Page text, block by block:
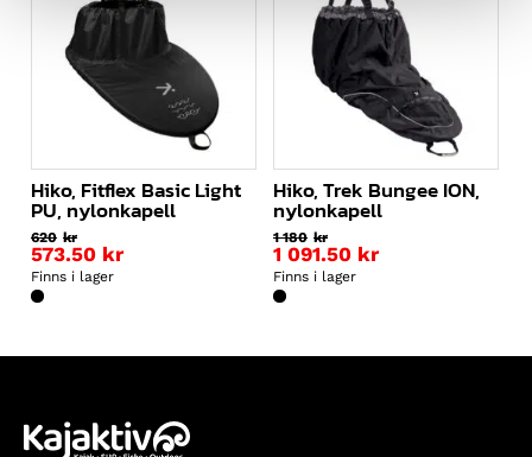
Hiko, Fitflex Basic Light
PU, nylonkapell
620 kr
573.50 kr
Finns i lager
Hiko, Trek Bungee ION,
nylonkapell
1 180 kr
1 091.50 kr
Finns i lager